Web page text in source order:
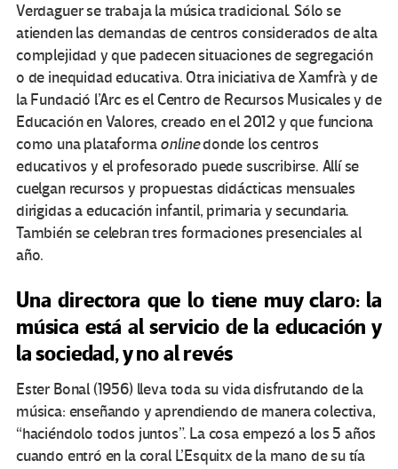
Verdaguer se trabaja la música tradicional. Sólo se
atienden las demandas de centros considerados de alta
complejidad y que padecen situaciones de segregación
o de inequidad educativa. Otra iniciativa de Xamfrà y de
la Fundació l’Arc es el Centro de Recursos Musicales y de
Educación en Valores, creado en el 2012 y que funciona
como una plataformaonlinedonde los centros
educativos y el profesorado puede suscribirse. Allí se
cuelgan recursos y propuestas didácticas mensuales
dirigidas a educación infantil, primaria y secundaria.
También se celebran tres formaciones presenciales al
año.
Una directora que lo tiene muy claro: la
música está al servicio de la educación y
la sociedad, y no al revés
Ester Bonal (1956) lleva toda su vida disfrutando de la
música: enseñando y aprendiendo de manera colectiva,
“haciéndolo todos juntos”. La cosa empezó a los 5 años
cuando entró en la coral L’Esquitx de la mano de su tía